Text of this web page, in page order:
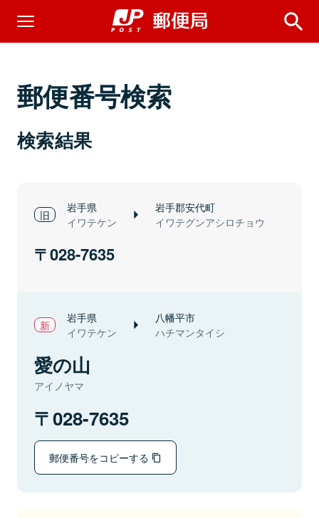
郵便番号検索
検索結果
岩手県
イワテケン
岩手郡安代町
イワテグンアシロチョウ
028-7635
岩手県
イワテケン
八幡平市
ハチマンタイシ
愛の山
アイノヤマ
028-7635
郵便番号をコピーする